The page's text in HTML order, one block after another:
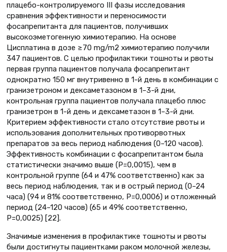
плацебо-контролируемого III фазы исследования
сравнения эффективности и переносимости
фосапрепитанта для пациентов, получивших
высокоэметогенную химиотерапию. На основе
Цисплатина в дозе ≥70 mg/m2 химиотерапию получили
347 пациентов. С целью профилактики тошноты и рвоты
первая группа пациентов получала фосапрепитант
однократно 150 мг внутривенно в 1-й день в комбинации с
гранизетроном и дексаметазоном в 1–3-й дни,
контрольная группа пациентов получала плацебо плюс
гранизетрон в 1-й день и дексаметазон в 1–3-й дни.
Критерием эффективности стало отсутствие рвоты и
использования дополнительных противорвотных
препаратов за весь период наблюдения (0–120 часов).
Эффективность комбинации с фосапрепитантом была
статистически значимо выше (P=0,0015), чем в
контрольной группе (64 и 47% соответственно) как за
весь период наблюдения, так и в острый период (0–24
часа) (94 и 81% соответственно, P=0,0006) и отложенный
период (24–120 часов) (65 и 49% соответственно,
P=0,0025) [22].
Значимые изменения в профилактике тошноты и рвоты
были достигнуты пациентками раком молочной железы,